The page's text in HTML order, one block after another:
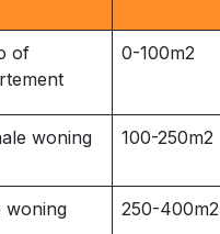
of
0-100m2
woning 100-250m2
woning 250-400m2